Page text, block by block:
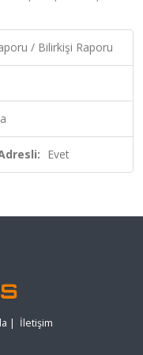
/ Bilirkişi Raporu
Evet
| İletişim